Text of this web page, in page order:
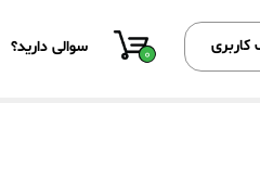
0 سوالی دارید؟